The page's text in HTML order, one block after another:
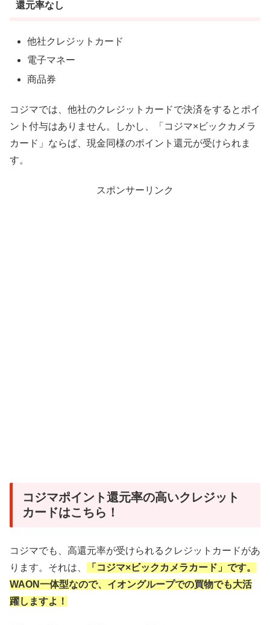
還元率なし
他社クレジットカード
電子マネー
商品券
コジマでは、他社のクレジットカードで決済をするとポイ
ント付与はありません。しかし、「コジマ×ビックカメラ
カード」ならば、現金同様のポイント還元が受けられま
す。
スポンサーリンク
コジマポイント還元率の高いクレジット
カードはこちら！
コジマでも、高還元率が受けられるクレジットカードがあ
ります。それは、
「コジマ×ビックカメラカード」です。
WAON一体型なので、イオングループでの買物でも大活
躍しますよ！